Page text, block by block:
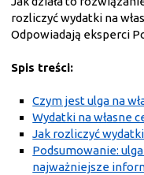
rozliczyć wydatki na
Odpowiadają eksperci
Spis treści:
Czym jest ulga na
Wydatki na własne
Jak rozliczyć
Podsumowanie:
najważniejsze